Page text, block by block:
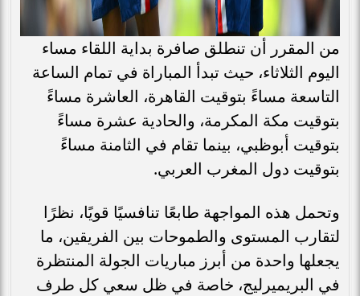
من المقرر أن تنطلق صافرة بداية اللقاء مساء
اليوم الثلاثاء، حيث تبدأ المباراة في تمام الساعة
التاسعة مساءً بتوقيت القاهرة، العاشرة مساءً
بتوقيت مكة المكرمة، والحادية عشرة مساءً
بتوقيت أبوظبي، بينما تقام في الثامنة مساءً
بتوقيت دول المغرب العربي.
وتحمل هذه المواجهة طابعًا تنافسيًا قويًا، نظرًا
لتقارب المستوى والطموحات بين الفريقين، ما
يجعلها واحدة من أبرز مباريات الجولة المنتظرة
في البريميرليج، خاصة في ظل سعي كل طرف